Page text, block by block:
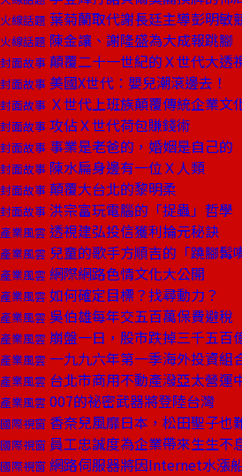
火線話題 葉菊蘭取代謝長廷主導彭明敏
火線話題 陳金讓、謝隆盛為大成報跳腳
封面故事 顛覆二十一世紀的Ｘ世代大透
封面故事 美國X世代：嬰兒潮滾邊去！
封面故事 Ｘ世代上班族顛覆傳統企業文
封面故事 攻佔Ｘ世代荷包賺錢術
封面故事 事業是老爸的，婚姻是自己的
封面故事 陳水扁身邊有一位Ｘ人類
封面故事 顛覆大台北的黎明柔
封面故事 洪宗富玩電腦的「捉蟲」哲學
產業風雲 透視建弘投信獲利掄元秘訣
產業風雲 兒童的歌手方順吉的「蹺腳髯
產業風雲 網際網路色情文化大公開
產業風雲 如何確定目標？找尋動力？
產業風雲 吳伯雄每年交五百萬保費避稅
產業風雲 崩盤一日，股市跌掉三千五百
產業風雲 一九九六年第一季海外投資組
產業風雲 台北市商用不動產潑亞太營運
產業風雲 007的祕密武器將登陸台灣
國際視窗 香奈兒風靡日本，松田聖子也
國際視窗 員工忠誠度為企業帶來生生不
國際視窗 網路伺服器將因Internet水漲